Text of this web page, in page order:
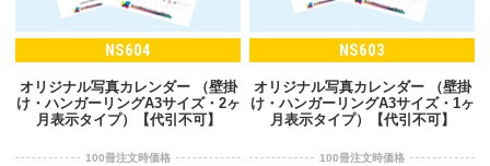
NS604
オリジナル写真カレンダー （壁掛
け・ハンガーリングA3サイズ・2ヶ
月表示タイプ）【代引不可】
100冊注文時価格
NS603
オリジナル写真カレンダー （壁掛
け・ハンガーリングA3サイズ・1ヶ
月表示タイプ）【代引不可】
100冊注文時価格